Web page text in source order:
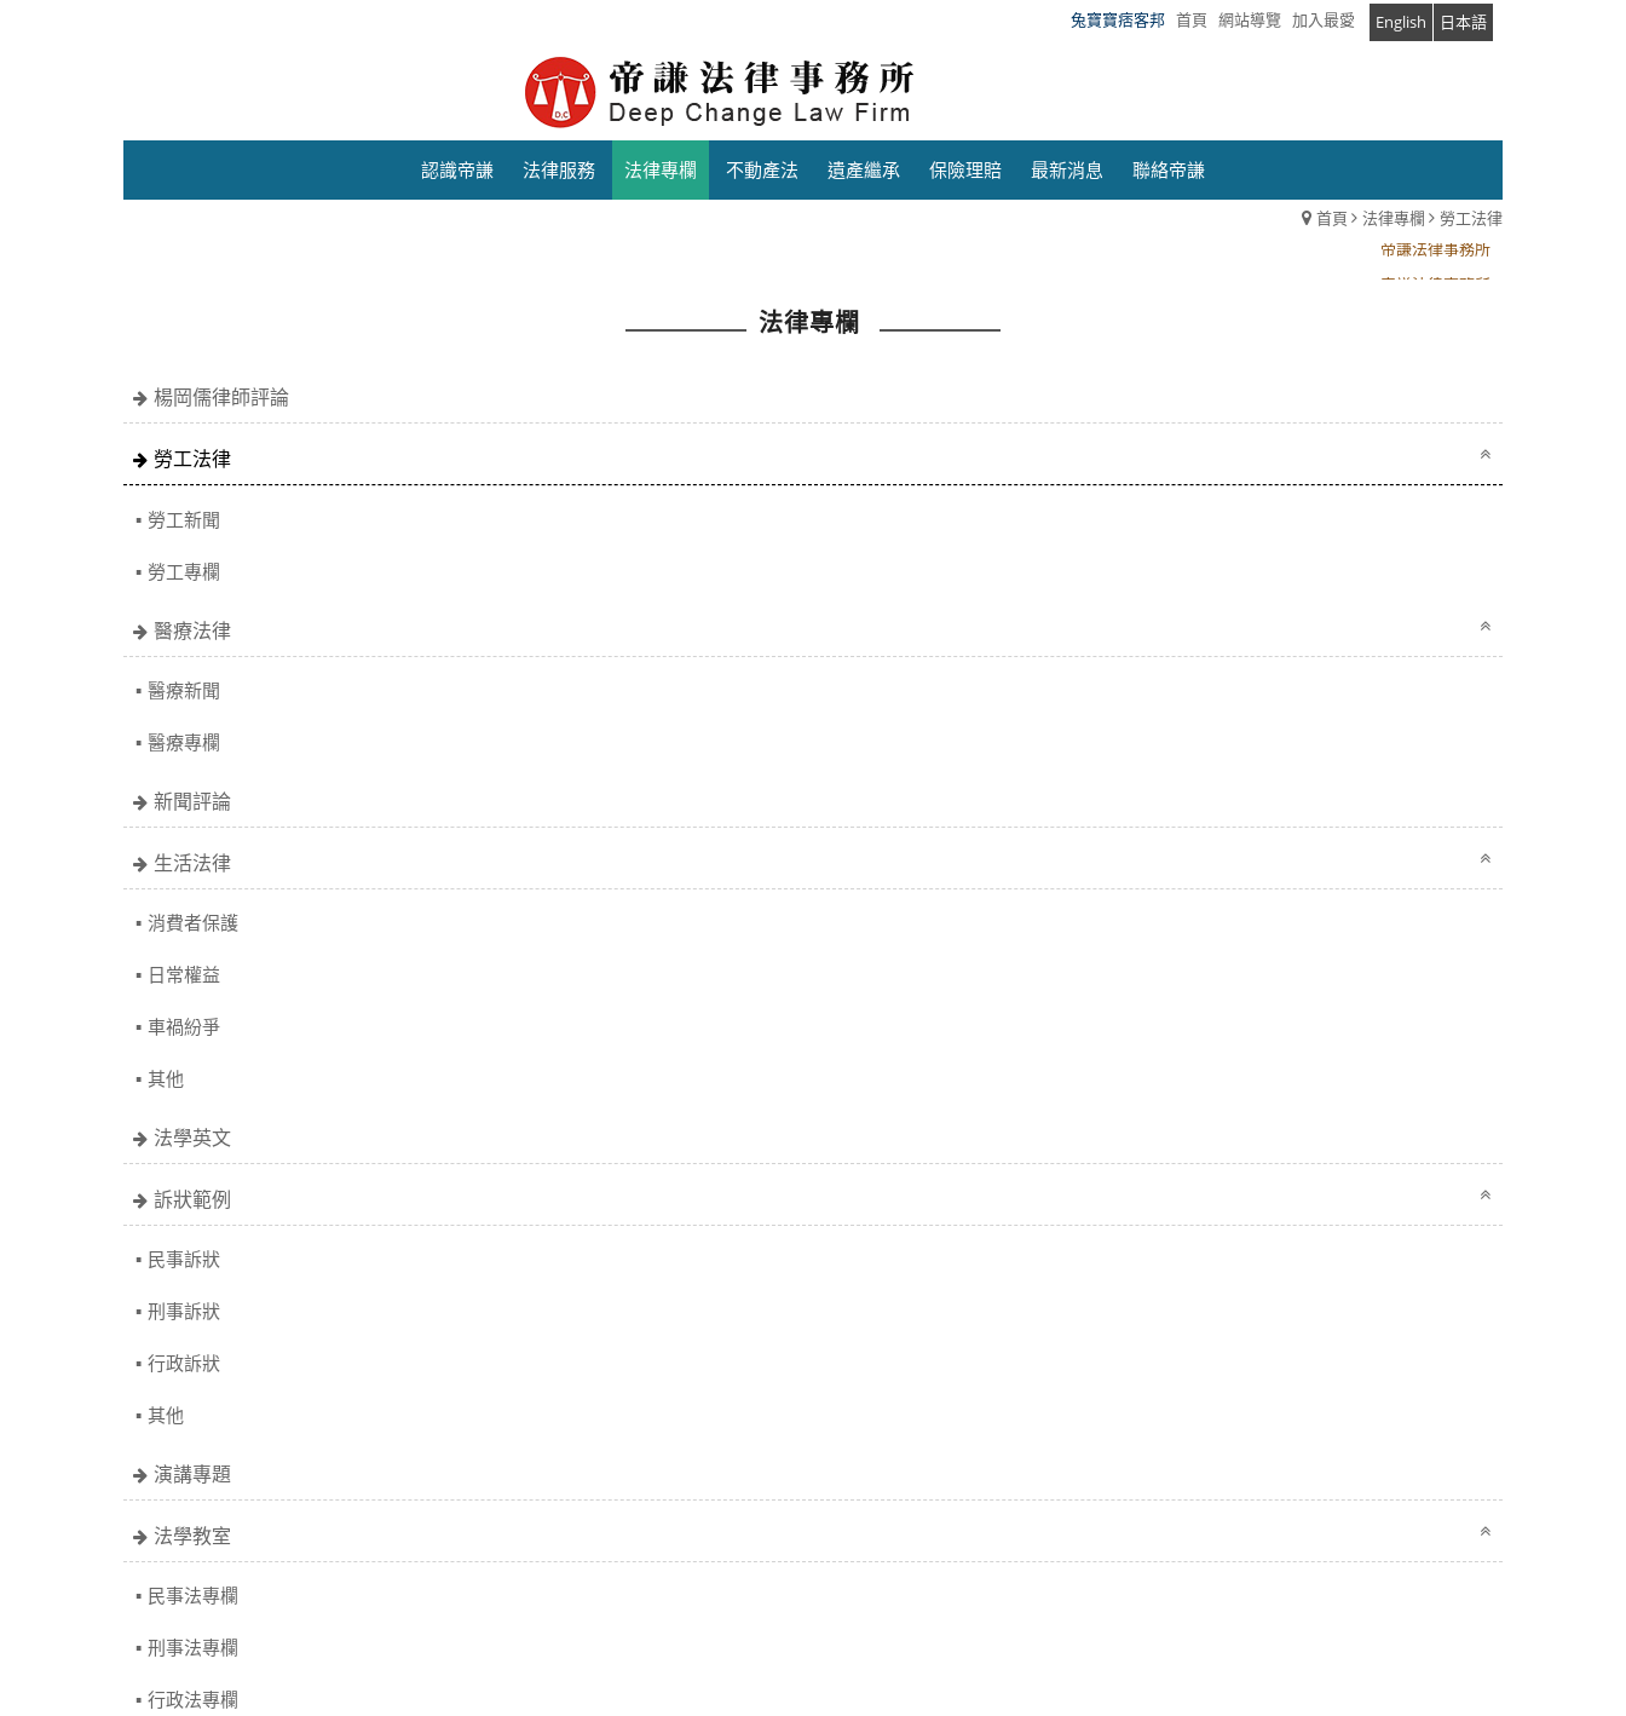
兔寶寶痞客邦 首頁 網站導覽 加入最愛 English 日本語
認識帝謙 法律服務 法律專欄 不動產法 遺產繼承 保險理賠 最新消息 聯絡帝謙
首頁 法律專欄
勞工法律
帝謙法律事務所
法律專欄
楊岡儒律師評論
勞工法律
勞工新聞
勞工專欄
醫療法律
醫療新聞
醫療專欄
新聞評論
生活法律
消費者保護
日常權益
車禍紛爭
其他
法學英文
訴狀範例
民事訴狀
刑事訴狀
行政訴狀
其他
演講專題
法學教室
民事法專欄
刑事法專欄
行政法專欄